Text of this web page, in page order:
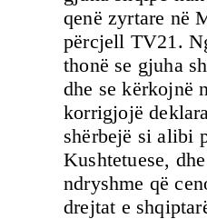
qenë zyrtare në
përcjell TV21.
thonë se gjuha
dhe se kërkojnë
korrigjojë
shërbejë si alibi
Kushtetuese,
ndryshme që
drejtat e